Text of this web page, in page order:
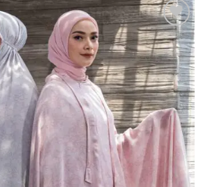
Add to
wishlist